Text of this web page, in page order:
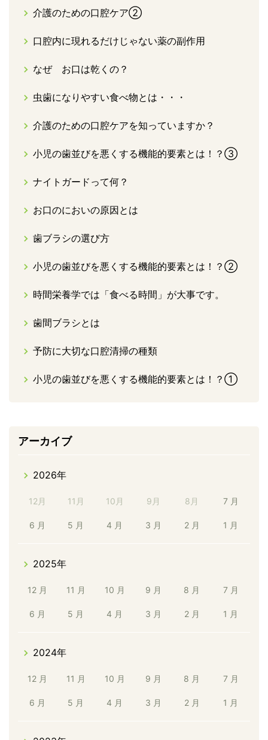
介護のための口腔ケア②
口腔内に現れるだけじゃない薬の副作用
なぜ お口は乾くの？
虫歯になりやすい食べ物とは・・・
介護のための口腔ケアを知っていますか？
小児の歯並びを悪くする機能的要素とは！？③
ナイトガードって何？
お口のにおいの原因とは
歯ブラシの選び方
小児の歯並びを悪くする機能的要素とは！？②
時間栄養学では「食べる時間」が大事です。
歯間ブラシとは
予防に大切な口腔清掃の種類
小児の歯並びを悪くする機能的要素とは！？①
アーカイブ
2026年
12月 11月 10月 9月 8月 7 月
6 月 5 月 4 月 3 月 2 月 1 月
2025年
12 月 11 月 10 月 9 月 8 月 7 月
6 月 5 月 4 月 3 月 2 月 1 月
2024年
12 月 11 月 10 月 9 月 8 月 7 月
6 月 5 月 4 月 3 月 2 月 1 月